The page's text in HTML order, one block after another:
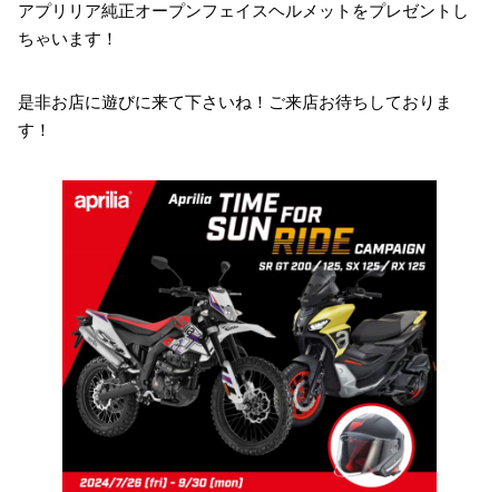
アプリリア純正オープンフェイスヘルメットをプレゼントし
ちゃいます！
是非お店に遊びに来て下さいね！ご来店お待ちしておりま
す！